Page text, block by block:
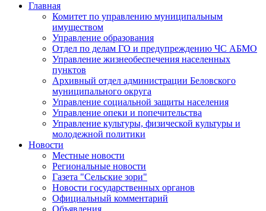
Главная
Комитет по управлению муниципальным
имуществом
Управление образования
Отдел по делам ГО и предупреждению ЧС АБМО
Управление жизнеобеспечения населенных
пунктов
Архивный отдел администрации Беловского
муниципального округа
Управление социальной защиты населения
Управление опеки и попечительства
Управление культуры, физической культуры и
молодежной политики
Новости
Местные новости
Региональные новости
Газета "Сельские зори"
Новости государственных органов
Официальный комментарий
Объявления